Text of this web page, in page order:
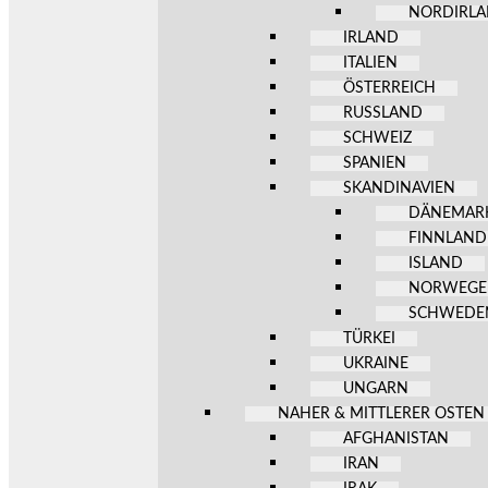
IRLAND
ITALIEN
ÖSTERREICH
RUSSLAND
SCHWEIZ
SPANIEN
SKANDINAVIEN
FINNLAND
ISLAND
TÜRKEI
UKRAINE
UNGARN
NAHER & MITTLERER OSTEN
AFGHANISTAN
IRAN